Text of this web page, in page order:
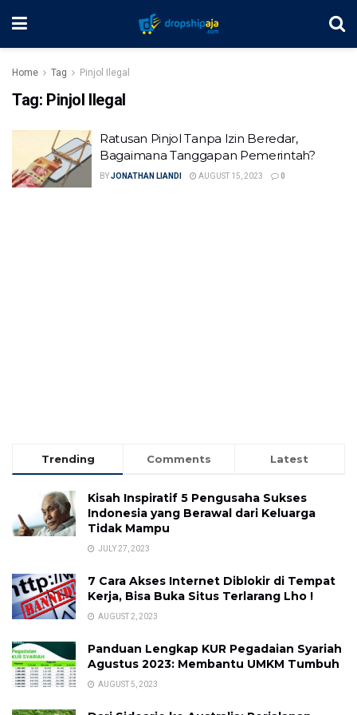
Home Tag Pinjol Ilegal
Tag: Pinjol Ilegal
Ratusan Pinjol Tanpa Izin Beredar,
Bagaimana Tanggapan Pemerintah?
BYJONATHAN LIANDI AUGUST 15, 2023 0
Trending Comments Latest
Kisah Inspiratif 5 Pengusaha Sukses
Indonesia yang Berawal dari Keluarga
Tidak Mampu
JULY 27, 2023
7 Cara Akses Internet Diblokir di Tempat
Kerja, Bisa Buka Situs Terlarang Lho !
AUGUST 2, 2023
Panduan Lengkap KUR Pegadaian Syariah
Agustus 2023: Membantu UMKM Tumbuh
AUGUST 5, 2023